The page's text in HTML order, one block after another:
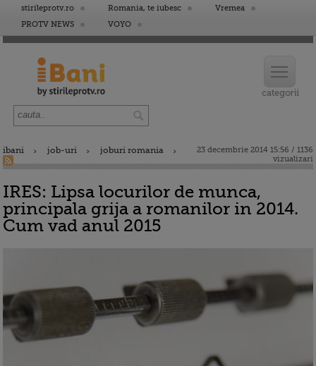
stirileprotv.ro Romania, te iubesc
Vremea
PROTV NEWS
VOYO
ibani job-uri joburi romania
23 decembrie 2014 15:56 / 1136
vizualizari
IRES: Lipsa locurilor de munca,
principala grija a romanilor in 2014.
Cum vad anul 2015